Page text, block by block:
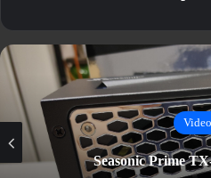
Seasonic Prime